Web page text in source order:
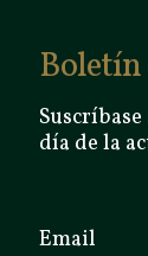
Boletín
día de la
Email